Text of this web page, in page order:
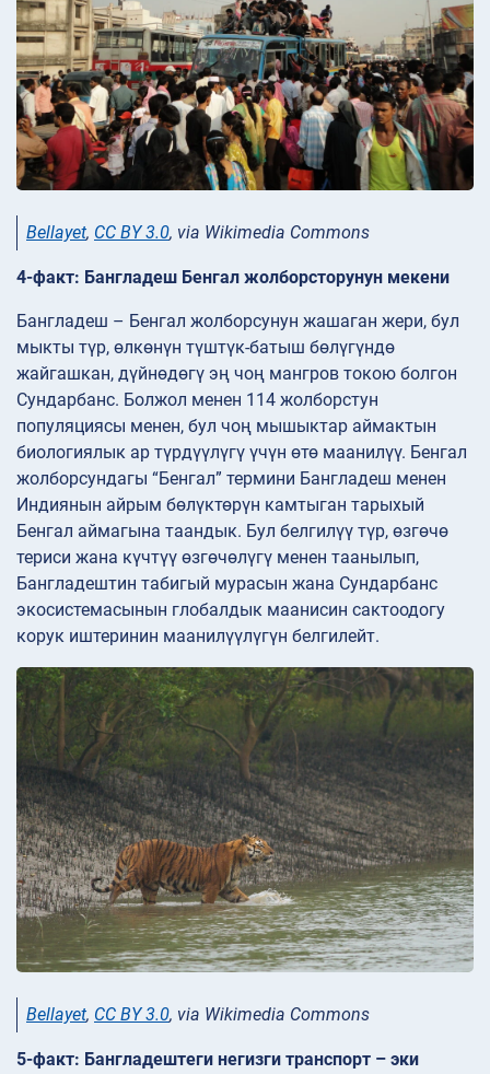
Bellayet, CC BY 3.0, via Wikimedia Commons
4-факт: Бангладеш Бенгал жолборсторунун мекени
Бангладеш – Бенгал жолборсунун жашаган жери, бул
мыкты түр, өлкөнүн түштүк-батыш бөлүгүндө
жайгашкан, дүйнөдөгү эң чоң мангров токою болгон
Сундарбанс. Болжол менен 114 жолборстун
популяциясы менен, бул чоң мышыктар аймактын
биологиялык ар түрдүүлүгү үчүн өтө маанилүү. Бенгал
жолборсундагы “Бенгал” термини Бангладеш менен
Индиянын айрым бөлүктөрүн камтыган тарыхый
Бенгал аймагына таандык. Бул белгилүү түр, өзгөчө
териси жана күчтүү өзгөчөлүгү менен таанылып,
Бангладештин табигый мурасын жана Сундарбанс
экосистемасынын глобалдык маанисин сактоодогу
корук иштеринин маанилүүлүгүн белгилейт.
Bellayet, CC BY 3.0, via Wikimedia Commons
5-факт: Бангладештеги негизги транспорт – эки